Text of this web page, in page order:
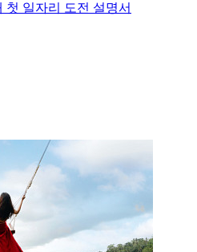
첫 일자리 도전 설명서